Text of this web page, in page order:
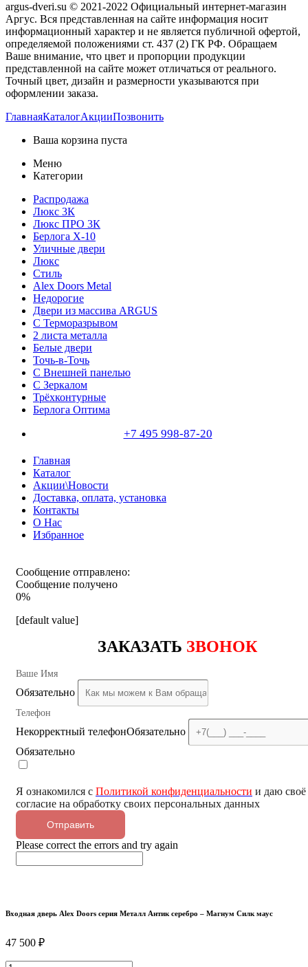
argus-dveri.su © 2021-2022 Официальный интернет-магазин
Аргус. Вся представленная на сайте информация носит
информационный характер и не является публичной офертой,
определяемой положениями ст. 437 (2) ГК РФ. Обращаем
Ваше внимание, что цвет и пропорции продукции
представленной на сайте может отличаться от реального.
Точный цвет, дизайн и размерности указываются при
оформлении заказа.
ГлавнаяКаталогАкцииПозвонить
Ваша корзина пуста
Меню
Категории
Распродажа
Люкс 3К
Люкс ПРО 3К
Берлога Х-10
Уличные двери
Люкс
Стиль
Alex Doors Metal
Недорогие
Двери из массива ARGUS
С Терморазрывом
2 листа металла
Белые двери
Точь-в-Точь
С Внешней панелью
С Зеркалом
Трёхконтурные
Берлога Оптима
+7 495 998-87-20
Главная
Каталог
Акции\Новости
Доставка, оплата, установка
Контакты
О Нас
Избранное
Сообщение отправлено:
Сообщение получено
0%
[default value]
ЗАКАЗАТЬ ЗВОНОК
Ваше Имя
Обязательно
Телефон
Некорректный телефонОбязательно
Обязательно
Я ознакомился с Политикой конфиденциальности и даю своё
согласие на обработку своих персональных данных
Отправить
Please correct the errors and try again
Входная дверь Alex Doors серия Металл Антик серебро – Магнум Силк маус
47 500 ₽